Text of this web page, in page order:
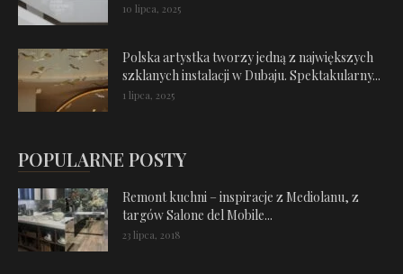
10 lipca, 2025
Polska artystka tworzy jedną z największych
szklanych instalacji w Dubaju. Spektakularny...
1 lipca, 2025
POPULARNE POSTY
Remont kuchni – inspiracje z Mediolanu, z
targów Salone del Mobile...
23 lipca, 2018